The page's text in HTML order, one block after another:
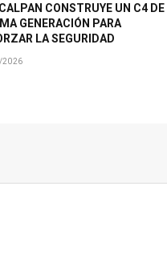
CONSTRUYE UN C4 DE
GENERACIÓN PARA
LA SEGURIDAD
2026